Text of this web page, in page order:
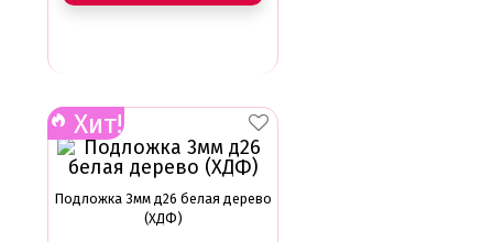
Хит!
Подложка 3мм д26 белая дерево
(ХДФ)